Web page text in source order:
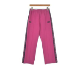
※商品に関するお問
ください。
※土日祝日の営業と
間をいただいておりま
※複数店舗併売の為
※店頭受け渡しは行